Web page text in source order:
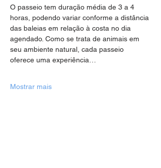
O passeio tem duração média de 3 a 4
horas, podendo variar conforme a distância
das baleias em relação à costa no dia
agendado. Como se trata de animais em
seu ambiente natural, cada passeio
oferece uma experiência…
Mostrar mais